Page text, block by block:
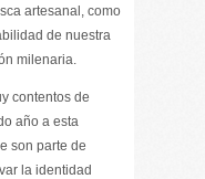
artesanal, como
de nuestra
milenaria.
contentos de
año a esta
son parte de
la identidad